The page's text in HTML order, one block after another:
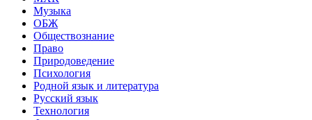
Музыка
ОБЖ
Обществознание
Право
Природоведение
Психология
Родной язык и литература
Русский язык
Технология